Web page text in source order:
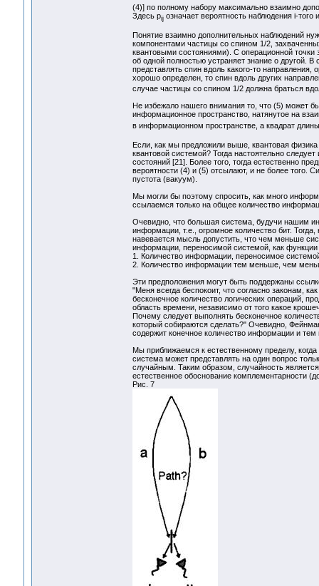
(4)] по полному набору максимально взаимно
Здесь pijозначает вероятность наблюдения i-того
Понятие взаимно дополнительных наблюдений
компонентами частицы со спином 1/2,
квантовыми состояниями). С операционной
об одной полностью устраняет знание о другой.
представлять спин вдоль какого-то направления,
хорошо определен, то спин вдоль других
случае частицы со спином 1/2 должна браться
Не избежало нашего внимания то, что (5) может
информационное пространство, натянутое на
в информационном пространстве, а квадрат
Если, как мы предложили выше, квантовая
квантовой системой? Тогда настоятельно
состояний [21]. Более того, тогда естественно
вероятности (4) и (5) отсылают, и не более того.
пустота (вакуум).
Мы могли бы поэтому спросить, как много
ссылаемся только на общее количество
Очевидно, что большая система, будучи нашим
информации, т.е., огромное количество бит.
навевается мысль допустить, что чем меньше
информации, переносимой системой, как
1. Количество информации, переносимое
2. Количество информации тем меньше, чем
Эти предположения могут быть поддержаны
"Меня всегда беспокоит, что согласно законам,
бесконечное количество логических операций,
область времени, независимо от того какое
Почему следует выполнять бесконечное
который собираются сделать?" Очевидно,
содержит конечное количество информации и
Мы приближаемся к естественному пределу,
система может представлять на один вопрос
случайным. Таким образом, случайность
естественное обоснование комплементарности
Рис. 7